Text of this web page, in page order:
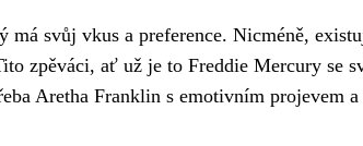
svůj vkus a preference. Nicméně,
zpěváci, ať už je to Freddie Mercury se
Aretha Franklin s emotivním projevem